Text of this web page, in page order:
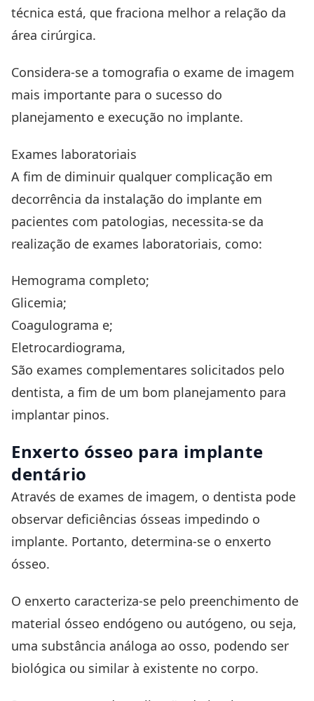
técnica está, que fraciona melhor a relação da
área cirúrgica.
Considera-se a tomografia o exame de imagem
mais importante para o sucesso do
planejamento e execução no implante.
Exames laboratoriais
A fim de diminuir qualquer complicação em
decorrência da instalação do implante em
pacientes com patologias, necessita-se da
realização de exames laboratoriais, como:
Hemograma completo;
Glicemia;
Coagulograma e;
Eletrocardiograma,
São exames complementares solicitados pelo
dentista, a fim de um bom planejamento para
implantar pinos.
Enxerto ósseo para implante
dentário
Através de exames de imagem, o dentista pode
observar deficiências ósseas impedindo o
implante. Portanto, determina-se o enxerto
ósseo.
O enxerto caracteriza-se pelo preenchimento de
material ósseo endógeno ou autógeno, ou seja,
uma substância análoga ao osso, podendo ser
biológica ou similar à existente no corpo.